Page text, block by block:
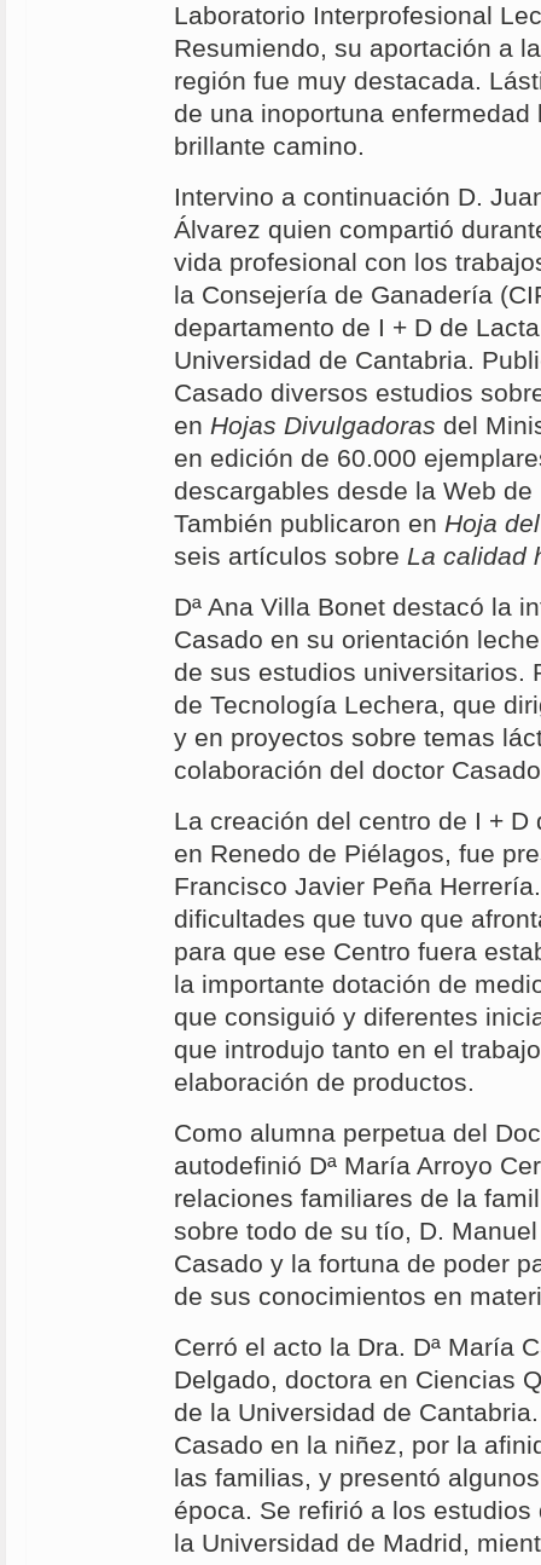
Laboratorio Interprofesional
Resumiendo, su aportación a
región fue muy destacada.
de una inoportuna enfermedad
brillante camino.
Intervino a continuación D.
Álvarez quien compartió
vida profesional con los
la Consejería de Ganadería
departamento de I + D de
Universidad de Cantabria.
Casado diversos estudios
en Hojas Divulgadoras del
en edición de 60.000
descargables desde la Web
También publicaron en Hoja
seis artículos sobre La calidad
Dª Ana Villa Bonet destacó la
Casado en su orientación
de sus estudios universitarios.
de Tecnología Lechera, que
y en proyectos sobre temas
colaboración del doctor
La creación del centro de I + D
en Renedo de Piélagos, fue
Francisco Javier Peña
dificultades que tuvo que
para que ese Centro fuera
la importante dotación de
que consiguió y diferentes
que introdujo tanto en el
elaboración de productos.
Como alumna perpetua del
autodefinió Dª María Arroyo
relaciones familiares de la
sobre todo de su tío, D.
Casado y la fortuna de poder
de sus conocimientos en
Cerró el acto la Dra. Dª María
Delgado, doctora en Ciencias
de la Universidad de
Casado en la niñez, por la
las familias, y presentó
época. Se refirió a los
la Universidad de Madrid,